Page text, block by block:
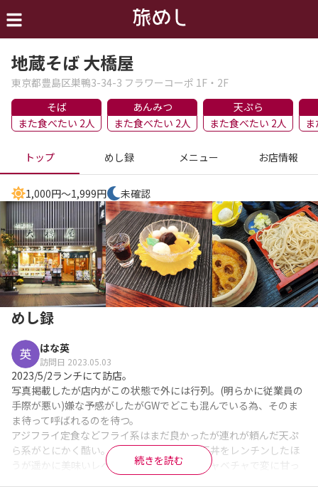
地蔵そば 大橋屋
東京都豊島区巣鴨3-34-3 フラワーコーポ 1F・2F
そば
また食べたい 2人
あんみつ
また食べたい 2人
天ぷら
また食べたい 2人
トップ めし録 メニュー お店情報
1,000円～1,999円 未確認
めし録
はな英
訪問日 2023.05.03
2023/5/2ランチにて訪店。
写真掲載したが店内がこの状態で外には行列。(明らかに従業員の
手際が悪い)嫌な予感がしたがGWでどこも混んでいる為、そのま
ま待って呼ばれるのを待つ。
アジフライ定食などフライ系はまだ良かったが連れが頼んだ天ぷ
ら系がとにかく酷い。スーパーのパックの天丼をレンチンしたほ
うが遥かに美味いレベル。天ぷらの衣がベチャベチャで変に甘っ
続きを読む